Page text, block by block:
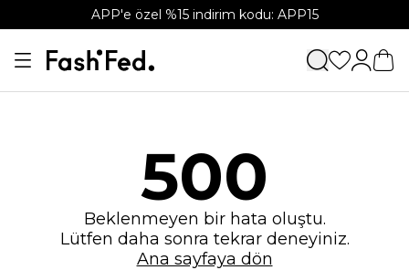
APP'e özel %15 indirim kodu: APP15
500
Beklenmeyen bir hata oluştu.
Lütfen daha sonra tekrar deneyiniz.
Ana sayfaya dön